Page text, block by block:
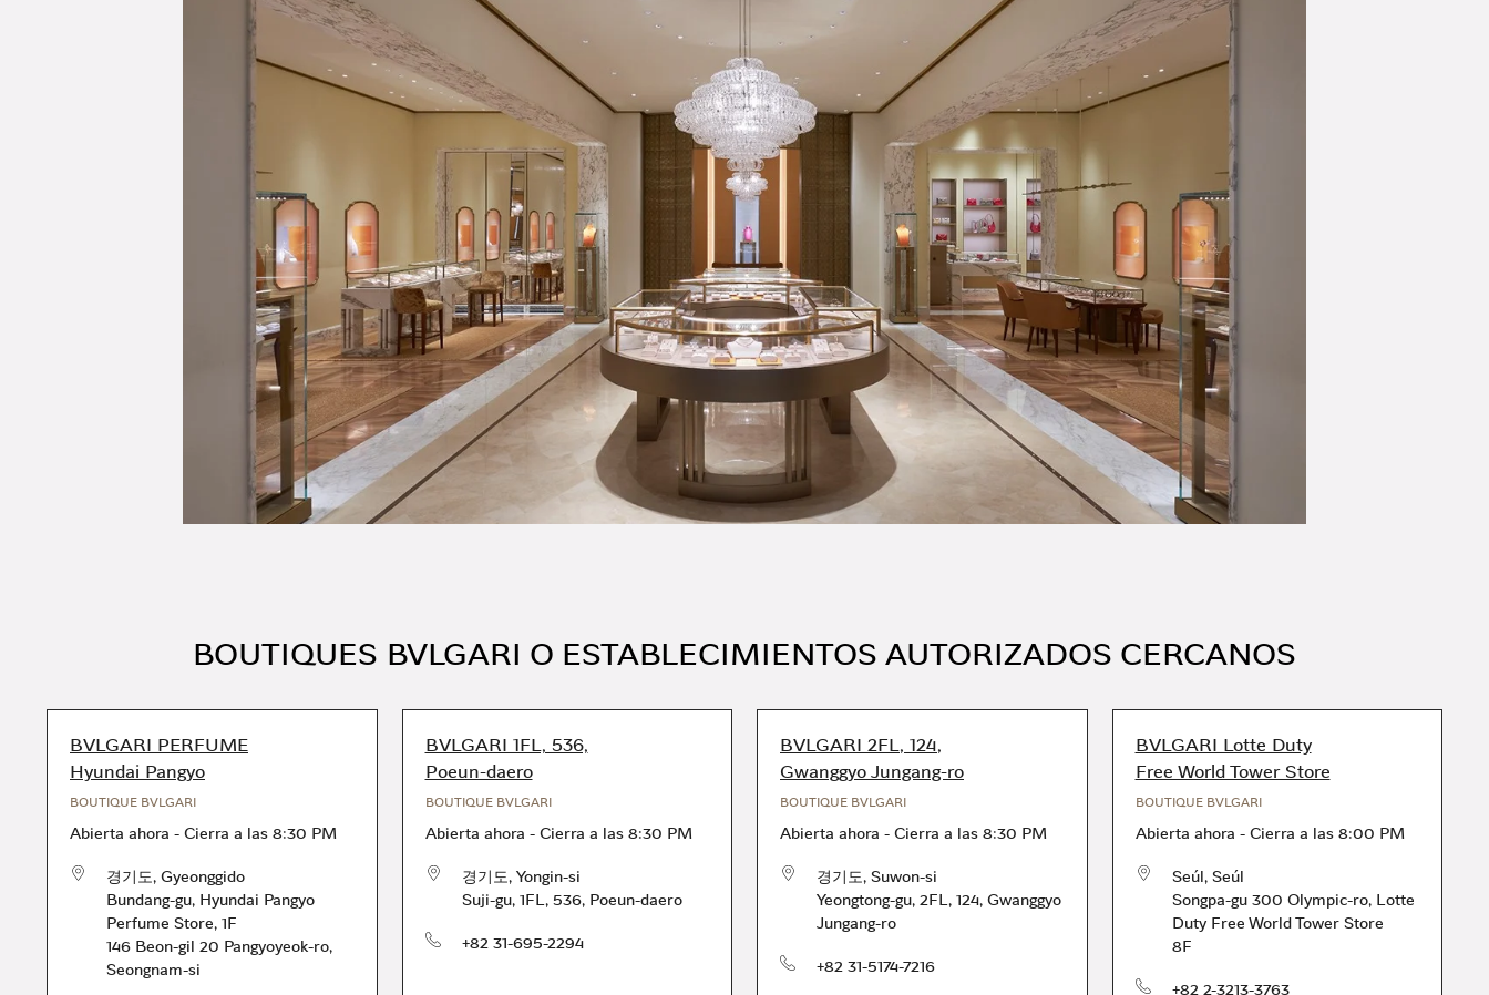
BOUTIQUES BVLGARI O ESTABLECIMIENTOS AUTORIZADOS CERCANOS
BVLGARI PERFUME
Hyundai Pangyo
BOUTIQUE BVLGARI
Abierta ahora - Cierra a las 8:30 PM
경기도, Gyeonggido
Bundang-gu, Hyundai Pangyo
Perfume Store, 1F
146 Beon-gil 20 Pangyoyeok-ro,
Seongnam-si
BVLGARI 1FL, 536,
Poeun-daero
BOUTIQUE BVLGARI
Abierta ahora - Cierra a las 8:30 PM
경기도, Yongin-si
Suji-gu, 1FL, 536, Poeun-daero
Teléfono+82 31-695-2294
BVLGARI 2FL, 124,
Gwanggyo Jungang-ro
BOUTIQUE BVLGARI
Abierta ahora - Cierra a las 8:30 PM
경기도, Suwon-si
Yeongtong-gu, 2FL, 124, Gwanggyo
Jungang-ro
Teléfono+82 31-5174-7216
BVLGARI Lotte Duty
Free World Tower Store
BOUTIQUE BVLGARI
Abierta ahora - Cierra a las 8:00 PM
Seúl, Seúl
Songpa-gu 300 Olympic-ro, Lotte
Duty Free World Tower Store
8F
Teléfono+82 2-3213-3763